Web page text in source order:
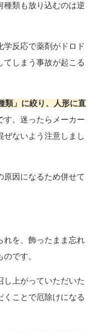
種類も放り込むのは逆
学反応で薬剤がドロド
てしまう事故が起こる
類」に絞り、人形に直
す。迷ったらメーカー
ぜないよう注意しまし
原因になるため併せて
れを、飾ったまま忘れ
です。
し上がっていただいた
くことで厄除けになる